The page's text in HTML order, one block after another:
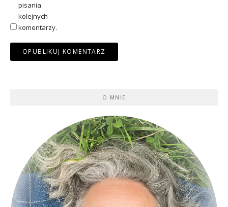
pisania
kolejnych
komentarzy.
O MNIE